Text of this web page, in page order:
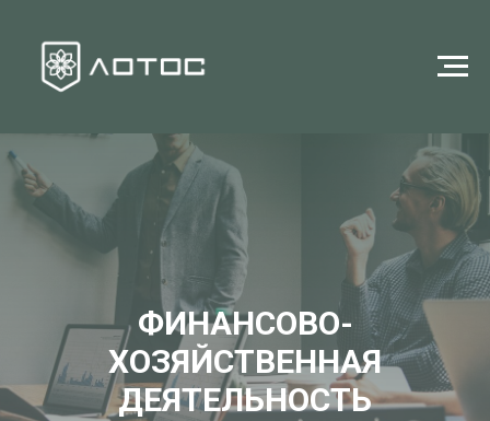
ФИНАНСОВО-
ХОЗЯЙСТВЕННАЯ
ДЕЯТЕЛЬНОСТЬ